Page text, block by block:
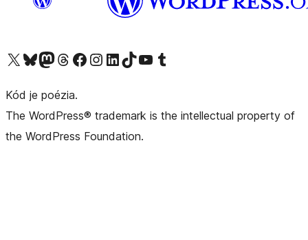
Navštívte náš účet na X (predtým Twitter)
Navštívte náš účet na platforme Bluesky
Navštívte náš účet na Mastodone
Navštívte náš účet na platforme Threads
Navštívte našu stránku na Facebooku
Navštívte náš účet Instagram
Navštívte náš účet LinkedIn
Navštívte náš účet na platforme TikTok
Navštívte náš kanál YouTube
Navštívte náš účet na platforme Tumblr
Kód je poézia.
The WordPress® trademark is the intellectual property of
the WordPress Foundation.